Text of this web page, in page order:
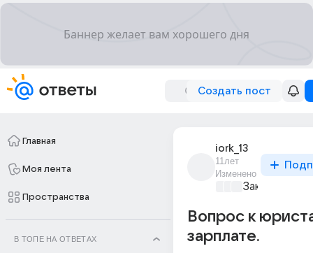
Создать пост
Главная
Моя лента
Пространства
В ТОПЕ НА ОТВЕТАХ
iork_13
11лет
Изменено
Закон и
Вопрос к
зарплате.